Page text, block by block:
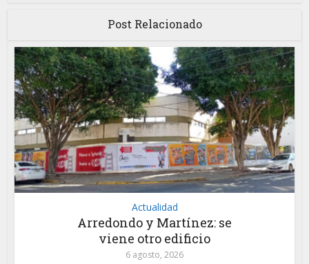
Post Relacionado
Actualidad
Arredondo y Martínez: se
viene otro edificio
6 agosto, 2026